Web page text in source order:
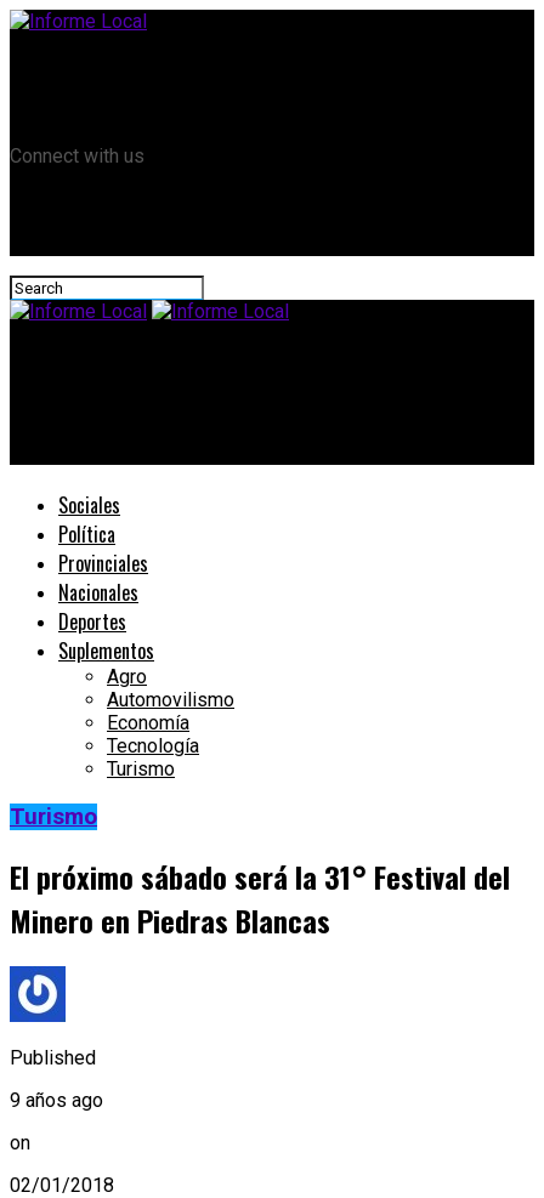
Connect with us
Sociales
Política
Provinciales
Nacionales
Deportes
Suplementos
Agro
Automovilismo
Economía
Tecnología
Turismo
Turismo
El próximo sábado será la 31° Festival del
Minero en Piedras Blancas
Published
9 años ago
on
02/01/2018